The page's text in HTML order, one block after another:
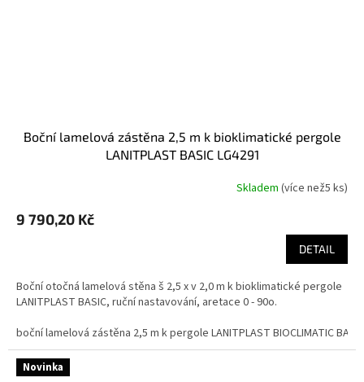
boční lamelová zástěna 2,5 m k bioklimatické pergole
LANITPLAST BASIC LG4291
Skladem (více než5 ks)
9 790,20 Kč
DETAIL
Boční otočná lamelová stěna š 2,5 x v 2,0 m k bioklimatické pergole
LANITPLAST BASIC, ruční nastavování, aretace 0 - 90o.
boční lamelová zástěna 2,5 m k pergole LANITPLAST BIOCLIMATIC
Novinka